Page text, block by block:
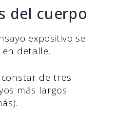
del cuerpo
expositivo se
detalle.
constar de tres
más largos